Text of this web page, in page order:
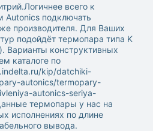
Логичнее всего к
Autonics подключать
производителя. Для Ваших
подойдёт термопара типа K
Варианты конструктивных
каталоге по
kip/datchiki-
autonics/termopary-
autonics-seriya-
термопары у нас на
исполнениях по длине
вывода.